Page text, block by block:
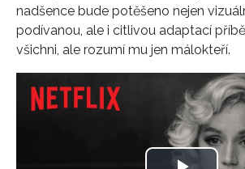
nadšence bude potěšeno nejen
podívanou, ale i citlivou adaptací
všichni, ale rozumí mu jen málokteří.